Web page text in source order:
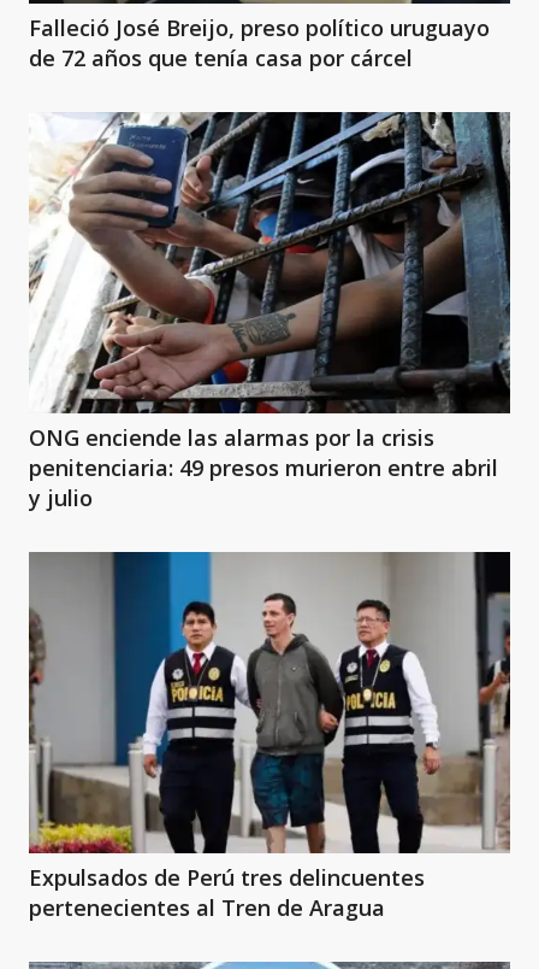
Falleció José Breijo, preso político uruguayo
de 72 años que tenía casa por cárcel
ONG enciende las alarmas por la crisis
penitenciaria: 49 presos murieron entre abril
y julio
Expulsados de Perú tres delincuentes
pertenecientes al Tren de Aragua